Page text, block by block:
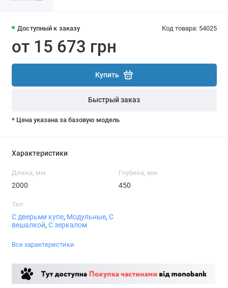
Доступный к заказу Код товара: 54025
от 15 673 грн
Купить
Быстрый заказ
* Цена указана за базовую модель
Характеристики
Длина, мм
2000
Глубина, мм
450
Тип
С дверьми купе, Модульные, С
вешалкой, С зеркалом
Все характеристики